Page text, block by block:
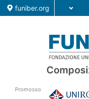
funiber.org
Composizione nutrizionale
Promosso